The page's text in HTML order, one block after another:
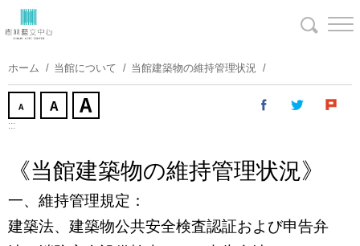
ン
ン
ツ
ス
す
る
ホーム 当館について 当館建築物の維持管理状況
:::
《当館建築物の維持管理状況》
一、維持管理規定：
建築法、建築物公共安全検査認証および申告弁